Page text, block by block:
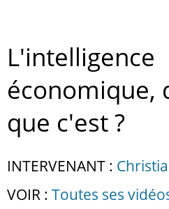
L'intelligence
économique,
que c'est ?
INTERVENANT :
VOIR : Toutes ses